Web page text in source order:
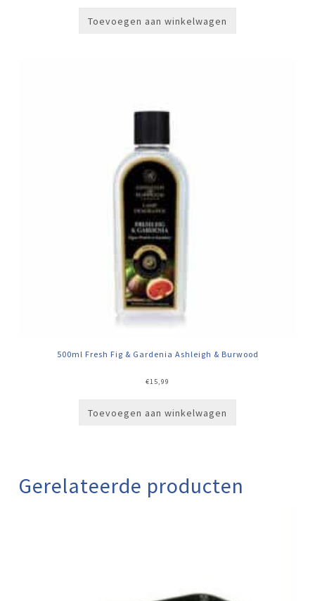
Toevoegen aan winkelwagen
500ml Fresh Fig & Gardenia Ashleigh & Burwood
€15,99
Toevoegen aan winkelwagen
Gerelateerde producten